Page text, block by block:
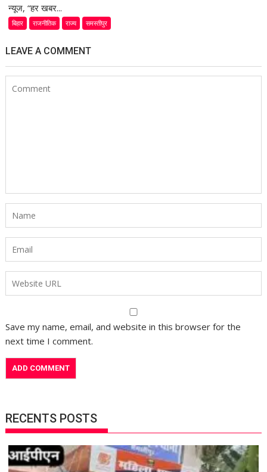
न्यूज, “हर खबर...
बिहार राजनीतिक राज्य समस्तीपुर
LEAVE A COMMENT
Save my name, email, and website in this browser for the
next time I comment.
RECENTS POSTS